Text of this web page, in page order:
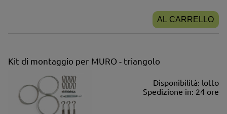
AL CARRELLO
Kit di montaggio per MURO - triangolo
Disponibilità: lotto
Spedizione in: 24 ore